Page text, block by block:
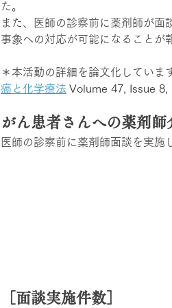
た。
また、医師の診察前に薬剤師が
事象への対応が可能になることが
＊本活動の詳細を論文化していま
癌と化学療法 Volume 47, Issue 8,
がん患者さんへの薬剤師
医師の診察前に薬剤師面談を実施
［面談実施件数］